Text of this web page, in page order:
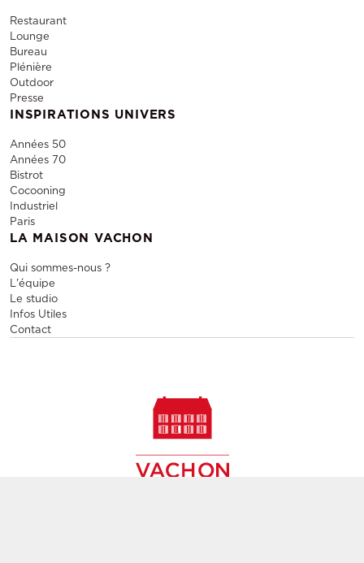
Restaurant
Lounge
Bureau
Plénière
Outdoor
Presse
INSPIRATIONS UNIVERS
Années 50
Années 70
Bistrot
Cocooning
Industriel
Paris
LA MAISON VACHON
Qui sommes-nous ?
L'équipe
Le studio
Infos Utiles
Contact